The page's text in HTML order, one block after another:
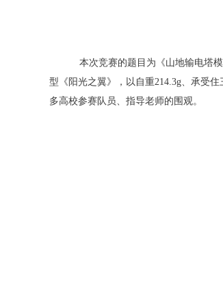
本次竞赛的题目为《山地输电塔
型《阳光之翼》，以自重214.3g、承受
多高校参赛队员、指导老师的围观。